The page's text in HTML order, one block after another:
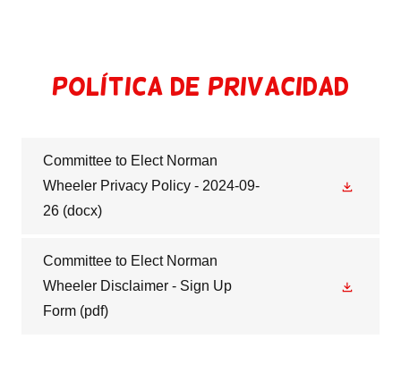
Política de privacidad
Committee to Elect Norman
Wheeler Privacy Policy - 2024-09-
26 (docx)
Committee to Elect Norman
Wheeler Disclaimer - Sign Up
Form (pdf)